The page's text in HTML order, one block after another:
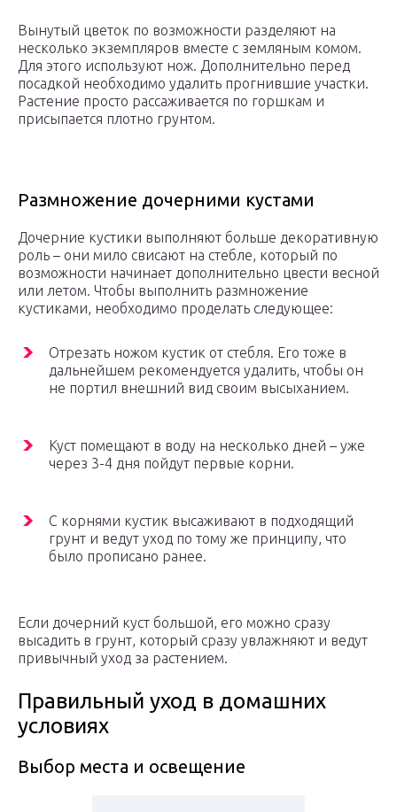
Вынутый цветок по возможности разделяют на
несколько экземпляров вместе с земляным комом.
Для этого используют нож. Дополнительно перед
посадкой необходимо удалить прогнившие участки.
Растение просто рассаживается по горшкам и
присыпается плотно грунтом.
Размножение дочерними кустами
Дочерние кустики выполняют больше декоративную
роль – они мило свисают на стебле, который по
возможности начинает дополнительно цвести весной
или летом. Чтобы выполнить размножение
кустиками, необходимо проделать следующее:
Отрезать ножом кустик от стебля. Его тоже в
дальнейшем рекомендуется удалить, чтобы он
не портил внешний вид своим высыханием.
Куст помещают в воду на несколько дней – уже
через 3-4 дня пойдут первые корни.
С корнями кустик высаживают в подходящий
грунт и ведут уход по тому же принципу, что
было прописано ранее.
Если дочерний куст большой, его можно сразу
высадить в грунт, который сразу увлажняют и ведут
привычный уход за растением.
Правильный уход в домашних
условиях
Выбор места и освещение